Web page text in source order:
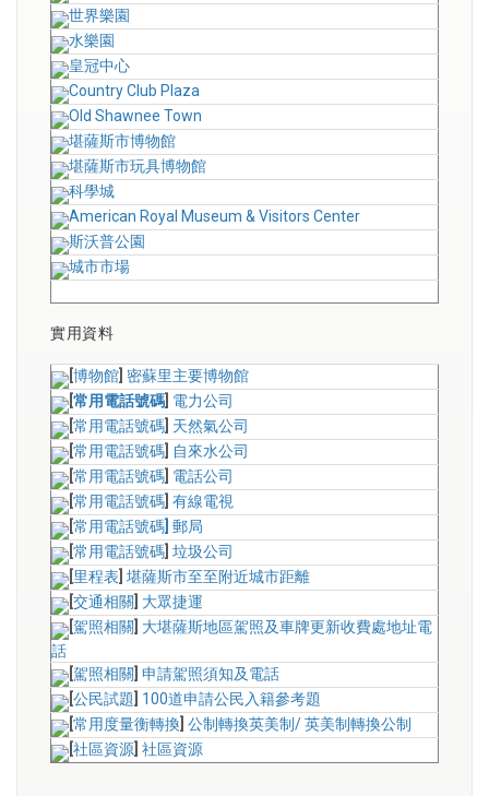
世界樂園
水樂園
皇冠中心
Country Club Plaza
Old Shawnee Town
堪薩斯市博物館
堪薩斯市玩具博物館
科學城
American Royal Museum & Visitors Center
斯沃普公園
城市市場
實用資料
博物館 密蘇里主要博物館
常用電話號碼 電力公司
常用電話號碼 天然氣公司
常用電話號碼 自來水公司
常用電話號碼 電話公司
常用電話號碼 有線電視
常用電話號碼 郵局
常用電話號碼 垃圾公司
里程表 堪薩斯市至至附近城市距離
交通相關 大眾捷運
駕照相關 大堪薩斯地區駕照及車牌更新收費處地址電
話
駕照相關 申請駕照須知及電話
公民試題 100道申請公民入籍參考題
常用度量衡轉換 公制轉換英美制/英美制轉換公制
社區資源 社區資源